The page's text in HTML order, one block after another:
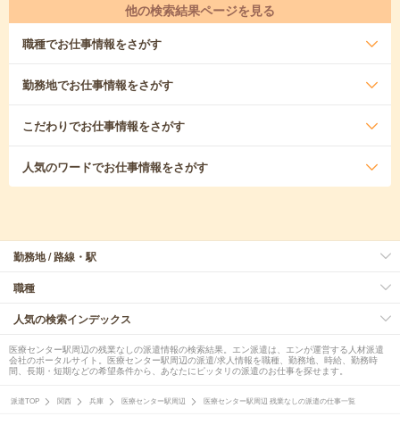
他の検索結果ページを見る
職種でお仕事情報をさがす
勤務地でお仕事情報をさがす
こだわりでお仕事情報をさがす
人気のワードでお仕事情報をさがす
勤務地 / 路線・駅
職種
人気の検索インデックス
医療センター駅周辺の残業なしの派遣情報の検索結果。エン派遣は、エンが運営する人材派遣
会社のポータルサイト。医療センター駅周辺の派遣/求人情報を職種、勤務地、時給、勤務時
間、長期・短期などの希望条件から、あなたにピッタリの派遣のお仕事を探せます。
派遣TOP 関西 兵庫 医療センター駅周辺 医療センター駅周辺 残業なしの派遣の仕事一覧